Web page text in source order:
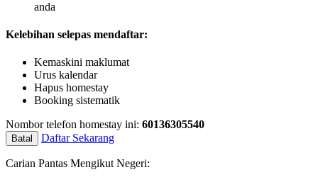
anda
Kelebihan selepas mendaftar:
Kemaskini maklumat
Urus kalendar
Hapus homestay
Booking sistematik
Nombor telefon homestay ini: 60136305540
Batal Daftar Sekarang
Carian Pantas Mengikut Negeri: